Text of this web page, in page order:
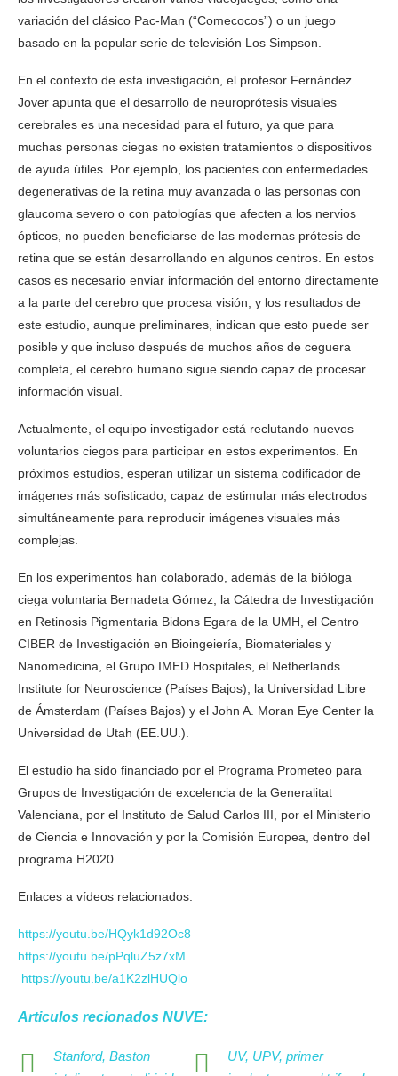
variación del clásico Pac-Man (“Comecocos”) o un juego
basado en la popular serie de televisión Los Simpson.
En el contexto de esta investigación, el profesor Fernández
Jover apunta que el desarrollo de neuroprótesis visuales
cerebrales es una necesidad para el futuro, ya que para
muchas personas ciegas no existen tratamientos o dispositivos
de ayuda útiles. Por ejemplo, los pacientes con enfermedades
degenerativas de la retina muy avanzada o las personas con
glaucoma severo o con patologías que afecten a los nervios
ópticos, no pueden beneficiarse de las modernas prótesis de
retina que se están desarrollando en algunos centros. En estos
casos es necesario enviar información del entorno directamente
a la parte del cerebro que procesa visión, y los resultados de
este estudio, aunque preliminares, indican que esto puede ser
posible y que incluso después de muchos años de ceguera
completa, el cerebro humano sigue siendo capaz de procesar
información visual.
Actualmente, el equipo investigador está reclutando nuevos
voluntarios ciegos para participar en estos experimentos. En
próximos estudios, esperan utilizar un sistema codificador de
imágenes más sofisticado, capaz de estimular más electrodos
simultáneamente para reproducir imágenes visuales más
complejas.
En los experimentos han colaborado, además de la bióloga
ciega voluntaria Bernadeta Gómez, la Cátedra de Investigación
en Retinosis Pigmentaria Bidons Egara de la UMH, el Centro
CIBER de Investigación en Bioingeiería, Biomateriales y
Nanomedicina, el Grupo IMED Hospitales, el Netherlands
Institute for Neuroscience (Países Bajos), la Universidad Libre
de Ámsterdam (Países Bajos) y el John A. Moran Eye Center la
Universidad de Utah (EE.UU.).
El estudio ha sido financiado por el Programa Prometeo para
Grupos de Investigación de excelencia de la Generalitat
Valenciana, por el Instituto de Salud Carlos III, por el Ministerio
de Ciencia e Innovación y por la Comisión Europea, dentro del
programa H2020.
Enlaces a vídeos relacionados:
https://youtu.be/HQyk1d92Oc8
https://youtu.be/pPqluZ5z7xM
https://youtu.be/a1K2zlHUQlo
Articulos recionados NUVE:
Stanford, Baston
UV, UPV, primer